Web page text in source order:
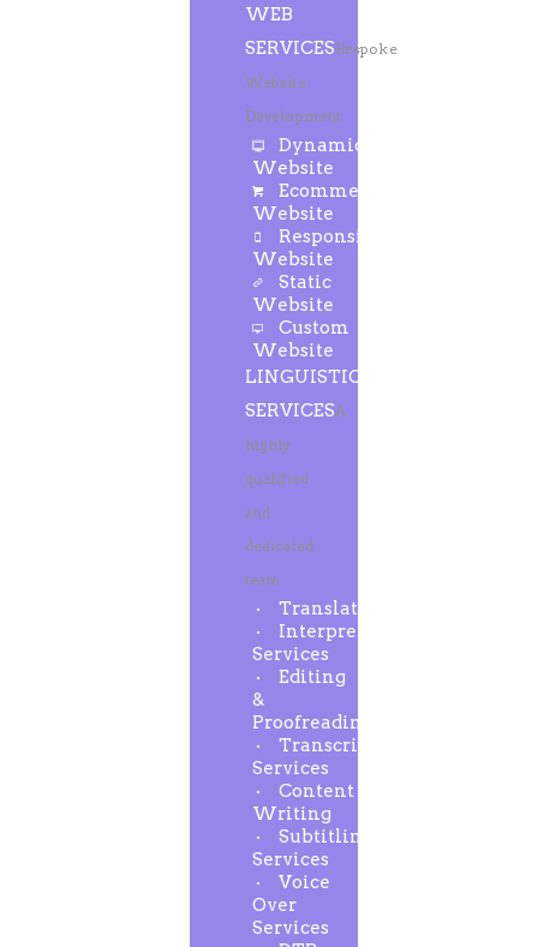
WEB
SERVICESBespoke
Website
Development
Dynamic
Website
Ecommerce
Website
Responsive
Website
Static
Website
Custom
Website
LINGUISTIC
SERVICESA
highly
qualified
and
dedicated
team
Translation
Interpreting
Services
Editing
&
Proofreading
Transcription
Services
Content
Writing
Subtitling
Services
Voice
Over
Services